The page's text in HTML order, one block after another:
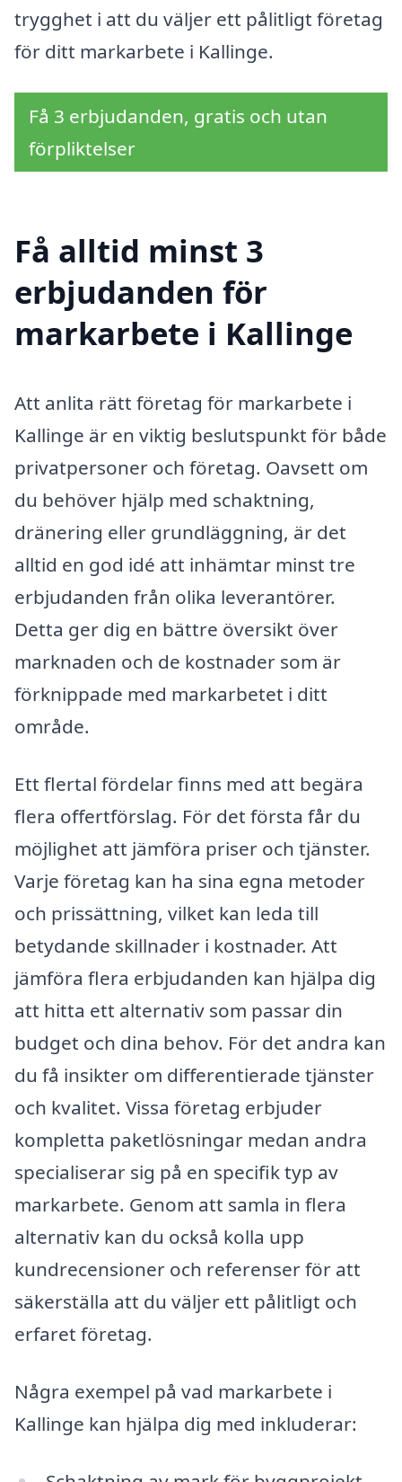
trygghet i att du väljer ett pålitligt företag
för ditt markarbete i Kallinge.
Få 3 erbjudanden, gratis och utan
förpliktelser
Få alltid minst 3
erbjudanden för
markarbete i Kallinge
Att anlita rätt företag för markarbete i
Kallinge är en viktig beslutspunkt för både
privatpersoner och företag. Oavsett om
du behöver hjälp med schaktning,
dränering eller grundläggning, är det
alltid en god idé att inhämtar minst tre
erbjudanden från olika leverantörer.
Detta ger dig en bättre översikt över
marknaden och de kostnader som är
förknippade med markarbetet i ditt
område.
Ett flertal fördelar finns med att begära
flera offertförslag. För det första får du
möjlighet att jämföra priser och tjänster.
Varje företag kan ha sina egna metoder
och prissättning, vilket kan leda till
betydande skillnader i kostnader. Att
jämföra flera erbjudanden kan hjälpa dig
att hitta ett alternativ som passar din
budget och dina behov. För det andra kan
du få insikter om differentierade tjänster
och kvalitet. Vissa företag erbjuder
kompletta paketlösningar medan andra
specialiserar sig på en specifik typ av
markarbete. Genom att samla in flera
alternativ kan du också kolla upp
kundrecensioner och referenser för att
säkerställa att du väljer ett pålitligt och
erfaret företag.
Några exempel på vad markarbete i
Kallinge kan hjälpa dig med inkluderar: